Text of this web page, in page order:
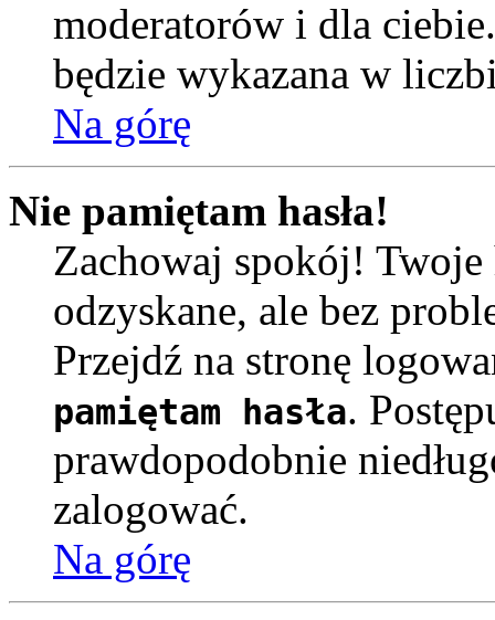
moderatorów i dla
będzie wykazana w
Na górę
Nie pamiętam hasła!
Zachowaj spokój! Twoje
odzyskane, ale bez
Przejdź na stronę
pamiętam hasła.
prawdopodobnie
zalogować.
Na górę